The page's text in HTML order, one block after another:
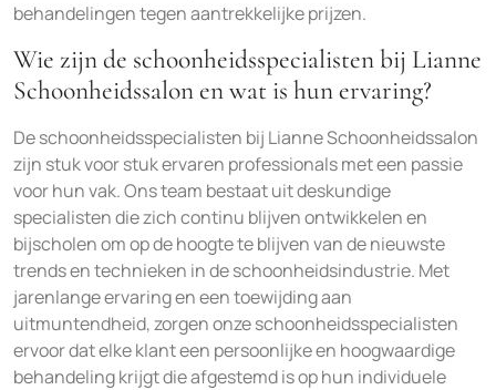
behandelingen tegen aantrekkelijke prijzen.
Wie zijn de schoonheidsspecialisten bij Lianne
Schoonheidssalon en wat is hun ervaring?
De schoonheidsspecialisten bij Lianne Schoonheidssalon
zijn stuk voor stuk ervaren professionals met een passie
voor hun vak. Ons team bestaat uit deskundige
specialisten die zich continu blijven ontwikkelen en
bijscholen om op de hoogte te blijven van de nieuwste
trends en technieken in de schoonheidsindustrie. Met
jarenlange ervaring en een toewijding aan
uitmuntendheid, zorgen onze schoonheidsspecialisten
ervoor dat elke klant een persoonlijke en hoogwaardige
behandeling krijgt die afgestemd is op hun individuele